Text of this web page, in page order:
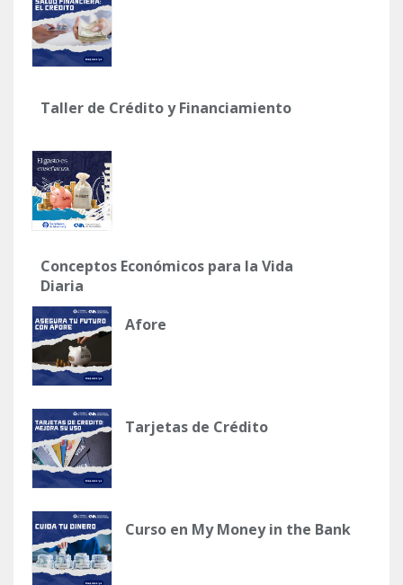
Taller de Crédito y Financiamiento
Conceptos Económicos para la Vida
Diaria
Afore
Tarjetas de Crédito
Curso en My Money in the Bank